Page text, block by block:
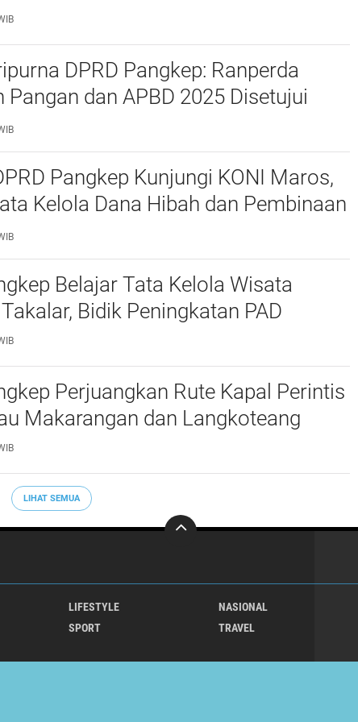
DPRD Pangkep: Ranperda
Pangan dan APBD 2025 Disetujui
Catatan
Pangkep Kunjungi KONI Maros,
Kelola Dana Hibah dan Pembinaan
Belajar Tata Kelola Wisata
Bidik Peningkatan PAD
Perjuangkan Rute Kapal Perintis
Makarangan dan Langkoteang
LIHAT SEMUA
LIFESTYLE
NASIONAL
SPORT TRAVEL